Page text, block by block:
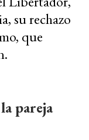
su rechazo
que
pareja